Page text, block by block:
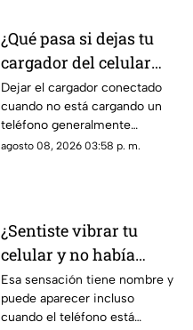
¿Qué pasa si dejas tu
cargador del celular
conectado?
Dejar el cargador conectado
cuando no está cargando un
teléfono generalmente
representa un consumo
del accesorio.
agosto 08, 2026 03:58 p. m.
¿Sentiste vibrar tu
celular y no había
nada? Tu cerebro
podría estar detrás
Esa sensación tiene nombre y
puede aparecer incluso
cuando el teléfono está